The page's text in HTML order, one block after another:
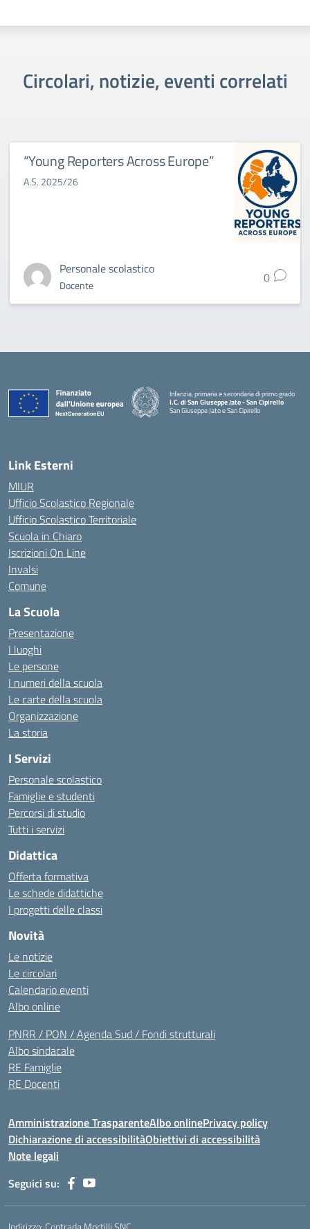
Circolari, notizie, eventi correlati
“Young Reporters Across Europe”
A.S. 2025/26
Personale scolastico
Docente 0
Infanzia, primaria e secondaria di primo grado
I.C. di San Giuseppe Jato - San Cipirello
San Giuseppe Jato e San Cipirello
Link Esterni
MIUR
Ufficio Scolastico Regionale
Ufficio Scolastico Territoriale
Scuola in Chiaro
Iscrizioni On Line
Invalsi
Comune
La Scuola
Presentazione
I luoghi
Le persone
I numeri della scuola
Le carte della scuola
Organizzazione
La storia
I Servizi
Personale scolastico
Famiglie e studenti
Percorsi di studio
Tutti i servizi
Didattica
Offerta formativa
Le schede didattiche
I progetti delle classi
Novità
Le notizie
Le circolari
Calendario eventi
Albo online
PNRR / PON / Agenda Sud / Fondi strutturali
Albo sindacale
RE Famiglie
RE Docenti
Amministrazione TrasparenteAlbo onlinePrivacy policy
Dichiarazione di accessibilitàObiettivi di accessibilità
Note legali
Seguici su: